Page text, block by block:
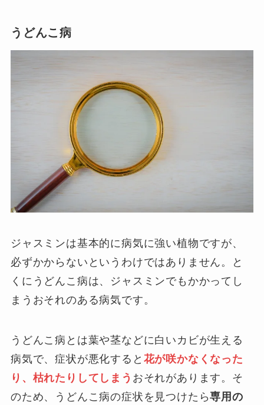
うどんこ病
ジャスミンは基本的に病気に強い植物ですが、
必ずかからないというわけではありません。と
くにうどんこ病は、ジャスミンでもかかってし
まうおそれのある病気です。
うどんこ病とは葉や茎などに白いカビが生える
病気で、症状が悪化すると 花が咲かなくなった
り、枯れたりしてしまう おそれがあります。そ
のため、うどんこ病の症状を見つけたら専用の